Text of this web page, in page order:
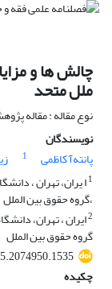
چالش ها و
ملل متحد
نوع مقاله : مقاله
نویسندگان
پانته‌آ کاظمی
1
1ا یران، تهران ،
،گروه حقوق بین الملل
2ایران ، تهران،
گروه حقوق بین الملل
چکیده